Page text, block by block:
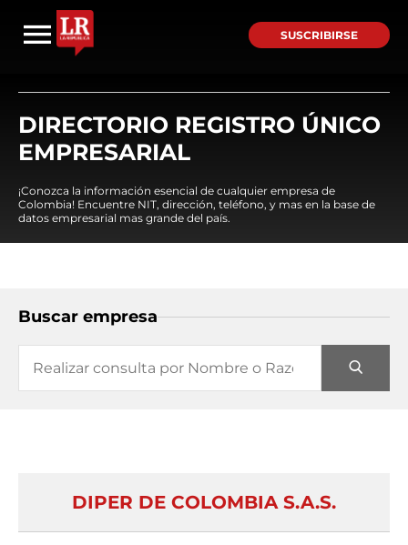
SUSCRIBIRSE
DIRECTORIO REGISTRO ÚNICO
EMPRESARIAL
¡Conozca la información esencial de cualquier empresa de
Colombia! Encuentre NIT, dirección, teléfono, y mas en la base de
datos empresarial mas grande del país.
Buscar empresa
DIPER DE COLOMBIA S.A.S.